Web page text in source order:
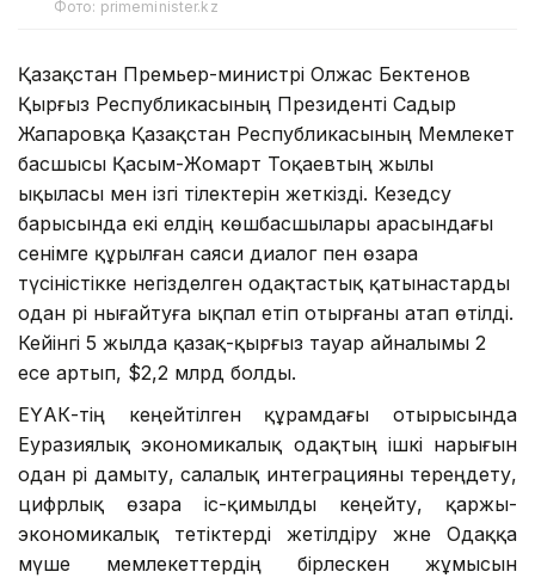
Фото: primeminister.kz
Қазақстан Премьер-министрі Олжас Бектенов
Қырғыз Республикасының Президенті Садыр
Жапаровқа Қазақстан Республикасының Мемлекет
басшысы Қасым-Жомарт Тоқаевтың жылы
ықыласы мен ізгі тілектерін жеткізді. Кезедсу
барысында екі елдің көшбасшылары арасындағы
сенімге құрылған саяси диалог пен өзара
түсіністікке негізделген одақтастық қатынастарды
одан әрі нығайтуға ықпал етіп отырғаны атап өтілді.
Кейінгі 5 жылда қазақ-қырғыз тауар айналымы 2
есе артып, $2,2 млрд болды.
ЕҮАК-тің кеңейтілген құрамдағы отырысында
Еуразиялық экономикалық одақтың ішкі нарығын
одан әрі дамыту, салалық интеграцияны тереңдету,
цифрлық өзара іс-қимылды кеңейту, қаржы-
экономикалық тетіктерді жетілдіру және Одаққа
мүше мемлекеттердің бірлескен жұмысын